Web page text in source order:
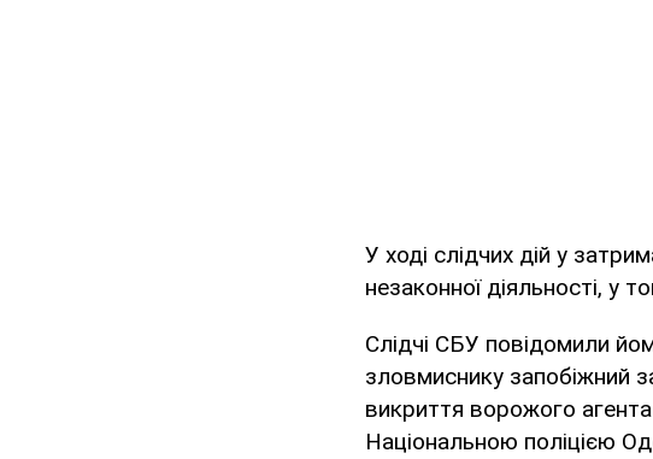
У ході слідчих дій у
незаконної діяльності, у
Слідчі СБУ повідомили
зловмиснику запобіжний
викриття ворожого
Національною поліцією